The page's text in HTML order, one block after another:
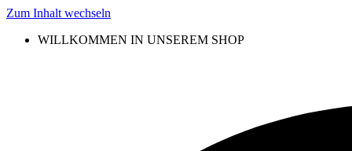
Zum Inhalt wechseln
WILLKOMMEN IN UNSEREM SHOP